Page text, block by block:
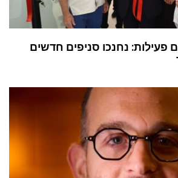
פעילות: נחנכו סניפים חדשים